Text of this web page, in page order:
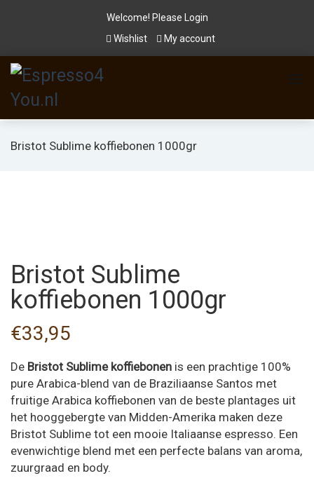
Welcome! Please
Login
Wishlist
My account
Bristot Sublime koffiebonen 1000gr
Bristot Sublime
koffiebonen 1000gr
€33,95
De Bristot Sublime koffiebonen is een prachtige 100%
pure Arabica-blend van de Braziliaanse Santos met
fruitige Arabica koffiebonen van de beste plantages uit
het hooggebergte van Midden-Amerika maken deze
Bristot Sublime tot een mooie Italiaanse espresso. Een
evenwichtige blend met een perfecte balans van aroma,
zuurgraad en body.